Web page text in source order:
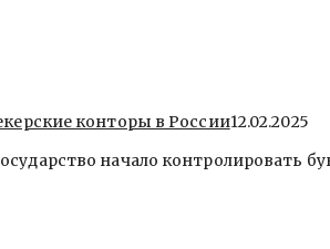
конторы в России12.02.2025
начало контролировать